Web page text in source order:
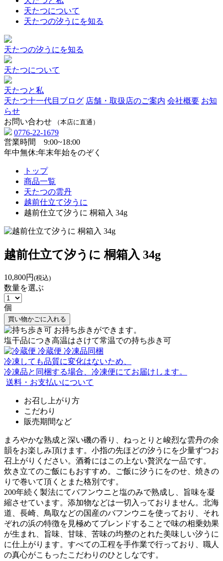
天たつについて
天たつの汐うにを知る
天たつの汐うにを知る
天たつについて
天たつと私
天たつ十一代目ブログ 店舗・取扱店のご案内 会社概要 お知
らせ
お問い合わせ
（本店に直通）
0776-22-1679
営業時間 9:00~18:00
年中無休:年末年始をのぞく
トップ
商品一覧
天たつの雲丹
越前仕立て汐うに
越前仕立て汐うに 桐箱入 34g
越前仕立て汐うに 桐箱入 34g
10,800円 (税込)
数量を選ぶ
個
買い物かごに入れる
お持ち歩きができます。
塩干品につき高温はさけて常温での持ち歩き可
冷蔵便 冷凍品同梱
冷凍しても品質に変化はないため、
冷凍品と同梱する場合、冷凍便にてお届けします。
送料・お支払いについて
お召し上がり方
こだわり
販売期間など
まろやかな熟成と深い磯の香り、ねっとりと峻烈な雲丹の余
韻をお楽しみ頂けます。小指の先ほどの汐うにを少量ずつお
召上がりください。酒肴にはこの上ない贅沢な一品です。
炊き立てのご飯にもおすすめ。ご飯に汐うにをのせ、焼きの
りで巻いて頂くとまた格別です。
200年続く製法にてバフンウニと塩のみで熟成し、旨味を凝
縮させています。添加物などは一切入っておりません。北海
道、長崎、鳥取などの国産のバフンウニを使っており、それ
ぞれの浜の特徴を見極めてブレンドすることで味の相乗効果
が生まれ、旨味、甘味、苦味の均整のとれた美味しい汐うに
に仕上がります。すべての工程を手作業で行っており、職人
の真心がこもったこだわりのひとしなです。